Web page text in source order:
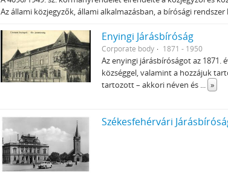
Az állami közjegyzők, állami alkalmazásban, a bírósági
Enyingi Járásbíróság
Corporate body 1871 - 1950
Az enyingi járásbíróságot az
községgel, valamint a hozzájuk
tartozott – akkori néven és ... »
Székesfehérvári